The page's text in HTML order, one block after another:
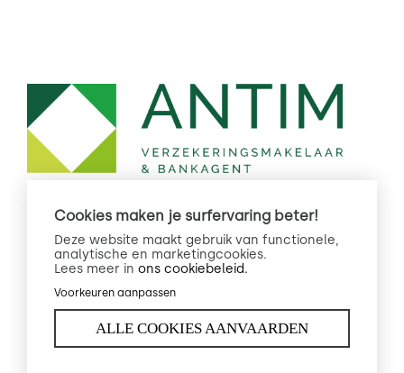
Privacy
Cookiebeleid
Insucommerce
Cookies maken je surfervaring beter!
Deze website maakt gebruik van functionele,
analytische en marketingcookies.
Lees meer in ons cookiebeleid.
ALLE COOKIES AANVAARDEN
Voorkeuren aanpassen